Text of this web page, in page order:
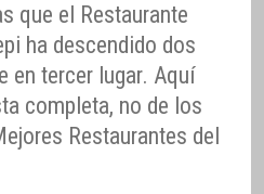
que el Restaurante
ha descendido dos
en tercer lugar. Aquí
completa, no de los
Restaurantes del